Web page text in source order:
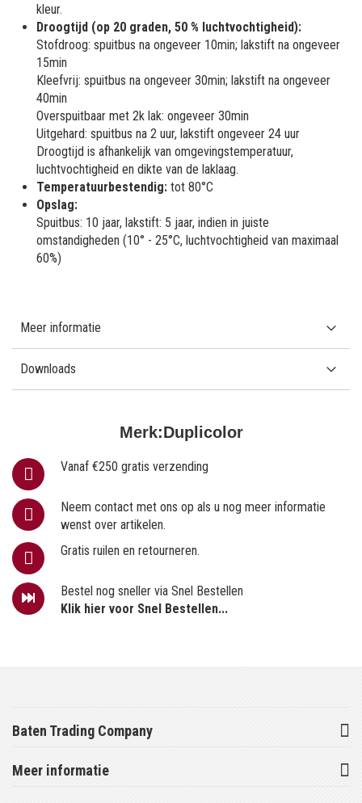
Merk:Duplicolor
Vanaf €250 gratis verzending
Neem contact met ons op als u nog meer informatie
wenst over artikelen.
Gratis ruilen en retourneren.
Bestel nog sneller via Snel Bestellen
Klik hier voor Snel Bestellen...
kleur.
Droogtijd (op 20 graden, 50 % luchtvochtigheid):
Stofdroog: spuitbus na ongeveer 10min; lakstift na ongeveer
15min
Kleefvrij: spuitbus na ongeveer 30min; lakstift na ongeveer
40min
Overspuitbaar met 2k lak: ongeveer 30min
Uitgehard: spuitbus na 2 uur, lakstift ongeveer 24 uur
Droogtijd is afhankelijk van omgevingstemperatuur,
luchtvochtigheid en dikte van de laklaag.
Temperatuurbestendig: tot 80°C
Opslag:
Spuitbus: 10 jaar, lakstift: 5 jaar, indien in juiste
omstandigheden (10° - 25°C, luchtvochtigheid van maximaal
60%)
Meer informatie
Downloads
Baten Trading Company
Meer informatie